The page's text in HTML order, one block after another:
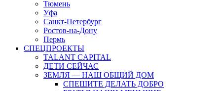
Тюмень
Уфа
Санкт-Петербург
Ростов-на-Дону
Пермь
СПЕЦПРОЕКТЫ
TALANT CAPITAL
ДЕТИ СЕЙЧАС
ЗЕМЛЯ — НАШ ОБЩИЙ ДОМ
СПЕШИТЕ ДЕЛАТЬ ДОБРО